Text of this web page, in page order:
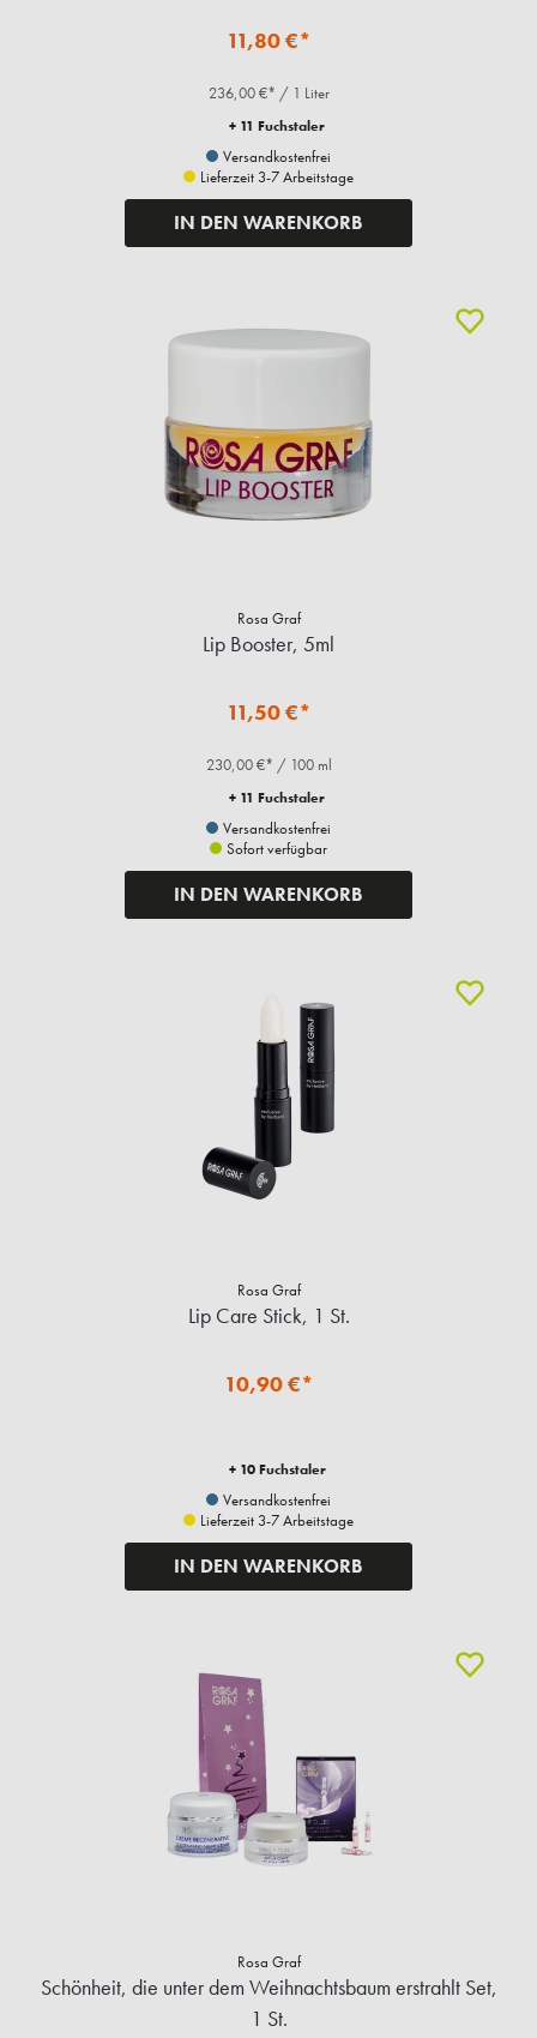
11,80 €*
236,00 €* / 1 Liter
+ 11 Fuchstaler
Versandkostenfrei
Lieferzeit 3-7 Arbeitstage
IN DEN WARENKORB
Rosa Graf
Lip Booster, 5ml
11,50 €*
230,00 €* / 100 ml
+ 11 Fuchstaler
Versandkostenfrei
Sofort verfügbar
IN DEN WARENKORB
Rosa Graf
Lip Care Stick, 1 St.
10,90 €*
+ 10 Fuchstaler
Versandkostenfrei
Lieferzeit 3-7 Arbeitstage
IN DEN WARENKORB
Rosa Graf
Schönheit, die unter dem Weihnachtsbaum erstrahlt Set,
1 St.